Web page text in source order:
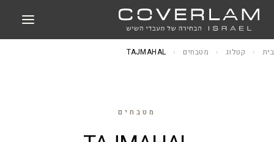
בית › קטלוג › מטבחים ›
TAJMAHAL
מטבחים